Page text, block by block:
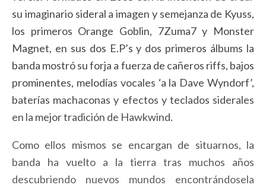
su imaginario sideral a imagen y semejanza de Kyuss,
los primeros Orange Goblin, 7Zuma7 y Monster
Magnet, en sus dos E.P’s y dos primeros álbums la
banda mostró su forja a fuerza de cañeros riffs, bajos
prominentes, melodías vocales ‘a la Dave Wyndorf’,
baterías machaconas y efectos y teclados siderales
en la mejor tradición de Hawkwind.
Como ellos mismos se encargan de situarnos, la
banda ha vuelto a la tierra tras muchos años
descubriendo nuevos mundos encontrándosela